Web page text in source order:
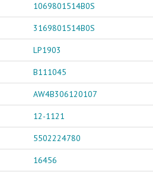
1069801514B0S
3169801514B0S
LP1903
B111045
AW4B306120107
12-1121
5502224780
16456